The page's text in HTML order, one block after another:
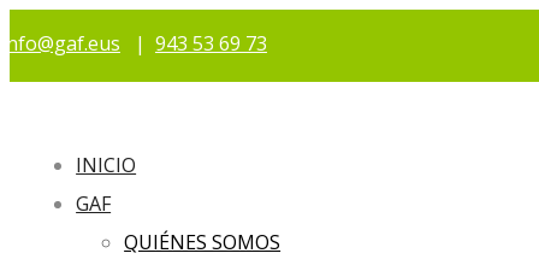
info@gaf.eus | 943 53 69 73
INICIO
GAF
QUIÉNES SOMOS